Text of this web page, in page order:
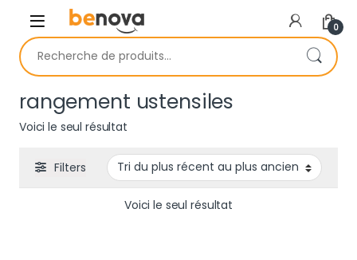
Skip to navigation
Skip to content
0
Recherche pour :
rangement ustensiles
Voici le seul résultat
Filters
Voici le seul résultat